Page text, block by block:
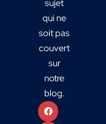
sujet
qui ne
soit pas
couvert
sur
notre
blog.